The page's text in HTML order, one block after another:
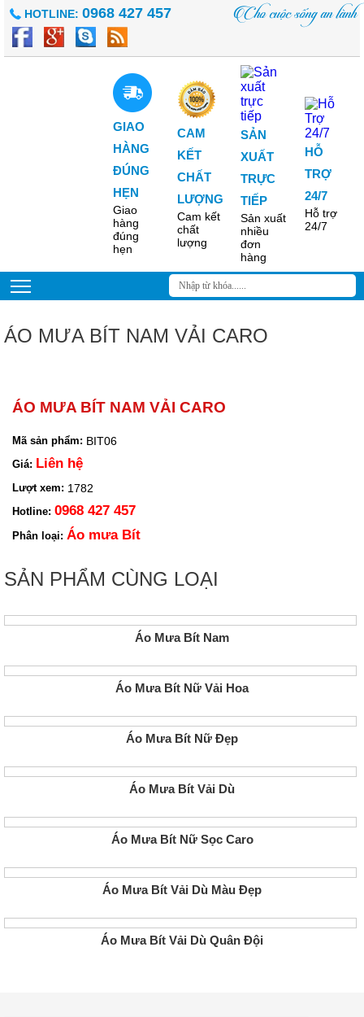
HOTLINE: 0968 427 457 Cho cuộc sống an lành
GIAO
HÀNG
ĐÚNG
HẸN
Giao
hàng
đúng
hẹn
CAM
KẾT
CHẤT
LƯỢNG
Cam kết
chất
lượng
SẢN
XUẤT
TRỰC
TIẾP
Sản xuất
nhiều
đơn
hàng
HỖ
TRỢ
24/7
Hỗ trợ
24/7
ÁO MƯA BÍT NAM VẢI CARO
ÁO MƯA BÍT NAM VẢI CARO
Mã sản phẩm: BIT06
Giá: Liên hệ
Lượt xem: 1782
Hotline: 0968 427 457
Phân loại: Áo mưa Bít
SẢN PHẨM CÙNG LOẠI
Áo Mưa Bít Nam
Áo Mưa Bít Nữ Vải Hoa
Áo Mưa Bít Nữ Đẹp
Áo Mưa Bít Vải Dù
Áo Mưa Bít Nữ Sọc Caro
Áo Mưa Bít Vải Dù Màu Đẹp
Áo Mưa Bít Vải Dù Quân Đội